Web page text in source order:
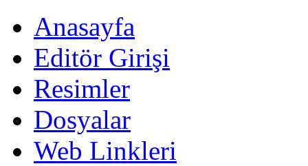
Anasayfa
Editör Girişi
Resimler
Dosyalar
Web Linkleri